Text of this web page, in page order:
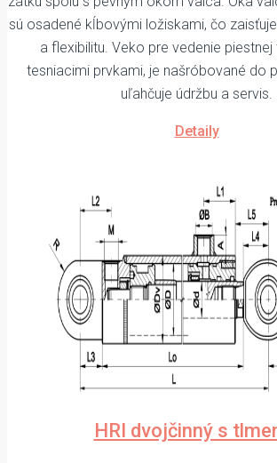
sú osadené kĺbovými ložiskami, čo
a flexibilitu. Veko pre vedenie piestnej
tesniacimi prvkami, je našróbované do
uľahčuje údržbu a servis.
Detaily
HRI dvojčinný s